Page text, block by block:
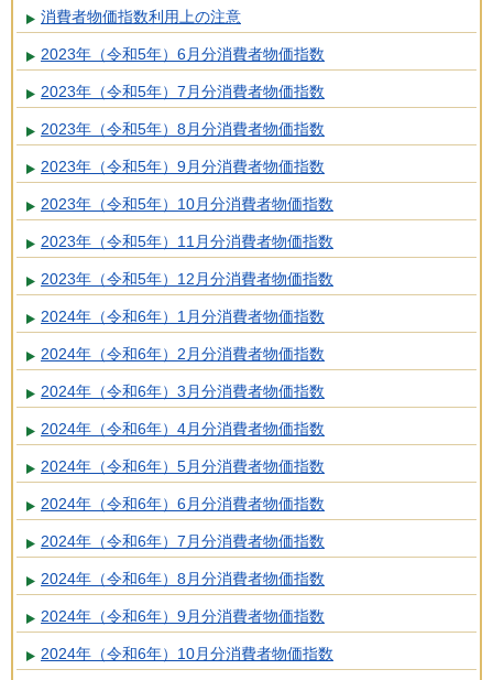
消費者物価指数利用上の注意
2023年（令和5年）6月分消費者物価指数
2023年（令和5年）7月分消費者物価指数
2023年（令和5年）8月分消費者物価指数
2023年（令和5年）9月分消費者物価指数
2023年（令和5年）10月分消費者物価指数
2023年（令和5年）11月分消費者物価指数
2023年（令和5年）12月分消費者物価指数
2024年（令和6年）1月分消費者物価指数
2024年（令和6年）2月分消費者物価指数
2024年（令和6年）3月分消費者物価指数
2024年（令和6年）4月分消費者物価指数
2024年（令和6年）5月分消費者物価指数
2024年（令和6年）6月分消費者物価指数
2024年（令和6年）7月分消費者物価指数
2024年（令和6年）8月分消費者物価指数
2024年（令和6年）9月分消費者物価指数
2024年（令和6年）10月分消費者物価指数